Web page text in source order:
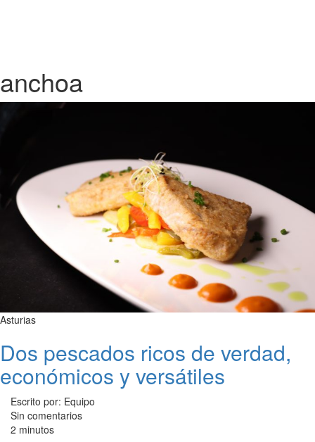
anchoa
Asturias
Dos pescados ricos de verdad,
económicos y versátiles
Escrito por: Equipo
Sin comentarios
2 minutos